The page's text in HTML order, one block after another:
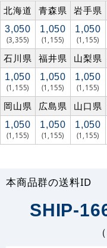
北海道
青森県 岩手県
3,050
(3,355)
1,050
(1,155)
1,050
(1,155)
石川県 福井県 山梨県
1,050
(1,155)
1,050
(1,155)
1,050
(1,155)
岡山県 広島県 山口県
1,050
(1,155)
1,050
(1,155)
1,050
(1,155)
本商品群の送料ID
SHIP-